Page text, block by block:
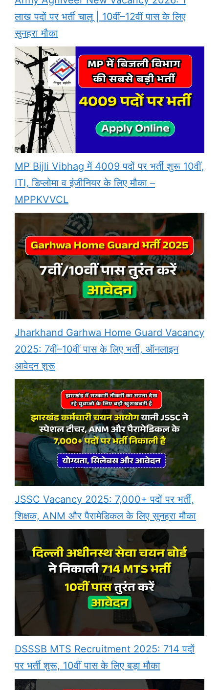
लाख पदों पर भर्ती चालू | 10वीं–12वीं पास के लिए
सुनहरा मौका
MP Bijli Vibhag में 4009 पदों पर भर्ती शुरू 10वीं,
ITI, डिप्लोमा व इंजीनियर के लिए मौका –
MPPKVVCL
Jharkhand Garhwa Home Guard Vacancy
2025: 7वीं–10वीं पास के लिए भर्ती, ऑनलाइन
आवेदन शुरू
JSSC Vacancy 2025: 7,000+ पदों पर भर्ती,
शिक्षक, ANM और पैरामेडिकल के लिए सुनहरा मौका
DSSSB MTS Recruitment 2025: 714 पदों
पर भर्ती शुरू, 10वीं पास के लिए बड़ा मौका